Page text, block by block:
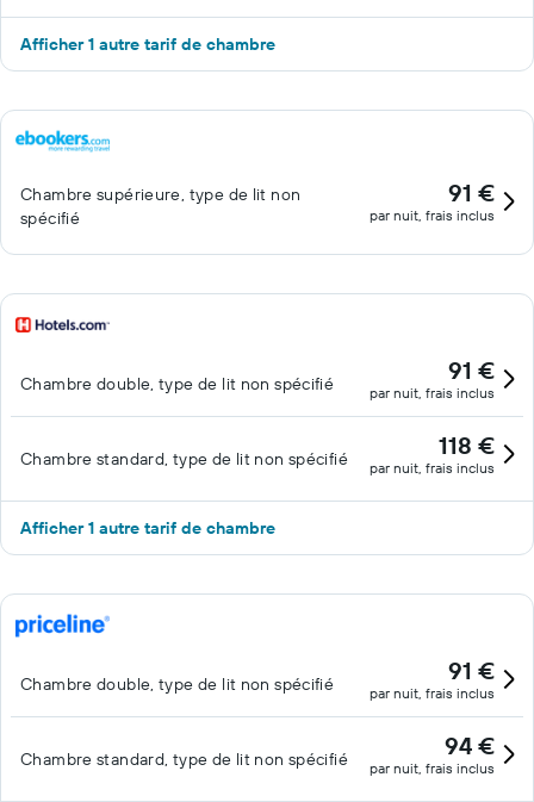
Afficher 1 autre tarif de chambre
Chambre supérieure, type de lit non
spécifié
91 €
par nuit, frais inclus
Chambre double, type de lit non spécifié 91 €
par nuit, frais inclus
Chambre standard, type de lit non spécifié 118 €
par nuit, frais inclus
Afficher 1 autre tarif de chambre
Chambre double, type de lit non spécifié 91 €
par nuit, frais inclus
Chambre standard, type de lit non spécifié 94 €
par nuit, frais inclus